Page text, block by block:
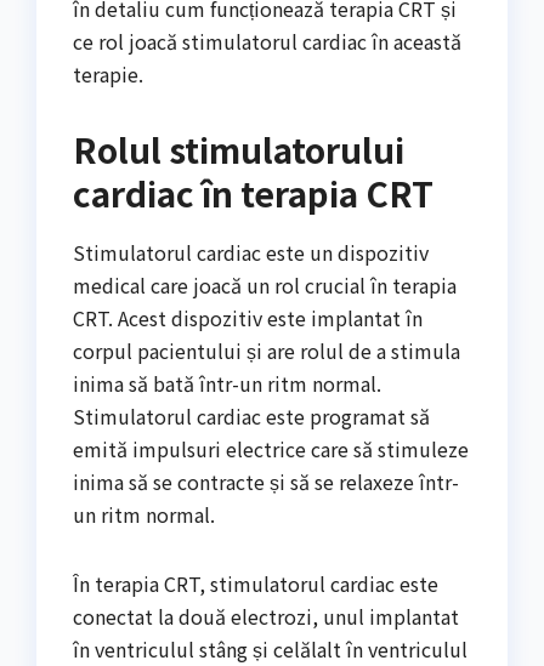
în detaliu cum funcționează terapia CRT și
ce rol joacă stimulatorul cardiac în această
terapie.
Rolul stimulatorului
cardiac în terapia CRT
Stimulatorul cardiac este un dispozitiv
medical care joacă un rol crucial în terapia
CRT. Acest dispozitiv este implantat în
corpul pacientului și are rolul de a stimula
inima să bată într-un ritm normal.
Stimulatorul cardiac este programat să
emită impulsuri electrice care să stimuleze
inima să se contracte și să se relaxeze într-
un ritm normal.
În terapia CRT, stimulatorul cardiac este
conectat la două electrozi, unul implantat
în ventriculul stâng și celălalt în ventriculul